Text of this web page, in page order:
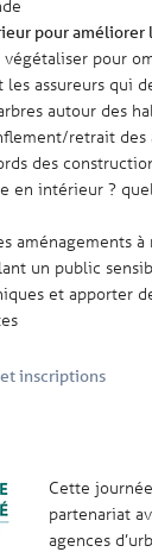
pour
pour
les assureurs qui
autour des
retrait des
des
en intérieur ?
aménagements à
un public
et apporter
inscriptions
Cette
partenariat
agences